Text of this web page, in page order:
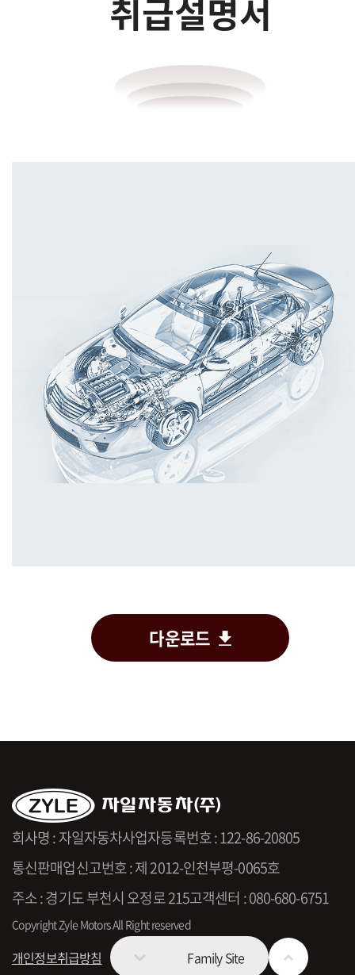
취급설명서
다운로드
회사명 : 자일자동차사업자등록번호 : 122-86-20805
통신판매업신고번호 : 제 2012-인천부평-0065호
주소 : 경기도 부천시 오정로 215고객센터 : 080-680-6751
Copyright Zyle Motors All Right reserved
개인정보취급방침 Family Site